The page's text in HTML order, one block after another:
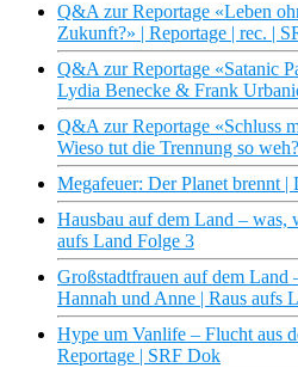
Q&A zur Reportage «Leben
Zukunft?» | Reportage | rec. |
Q&A zur Reportage «Satanic
Lydia Benecke & Frank
Q&A zur Reportage «Schluss
Wieso tut die Trennung so
Megafeuer: Der Planet brennt
Hausbau auf dem Land – was,
aufs Land Folge 3
Großstadtfrauen auf dem Land
Hannah und Anne | Raus aufs
Hype um Vanlife – Flucht aus
Reportage | SRF Dok